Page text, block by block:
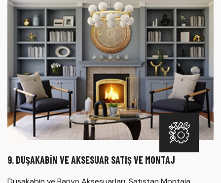
9. DUŞAKABIN VE AKSESUAR SATIŞ VE MONTAJ